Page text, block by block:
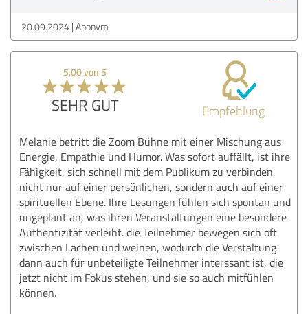
20.09.2024 Anonym
5,00 von 5
SEHR GUT Empfehlung
Melanie betritt die Zoom Bühne mit einer Mischung aus
Energie, Empathie und Humor. Was sofort auffällt, ist ihre
Fähigkeit, sich schnell mit dem Publikum zu verbinden,
nicht nur auf einer persönlichen, sondern auch auf einer
spirituellen Ebene. Ihre Lesungen fühlen sich spontan und
ungeplant an, was ihren Veranstaltungen eine besondere
Authentizität verleiht. die Teilnehmer bewegen sich oft
zwischen Lachen und weinen, wodurch die Verstaltung
dann auch für unbeteiligte Teilnehmer interssant ist, die
jetzt nicht im Fokus stehen, und sie so auch mitfühlen
können.